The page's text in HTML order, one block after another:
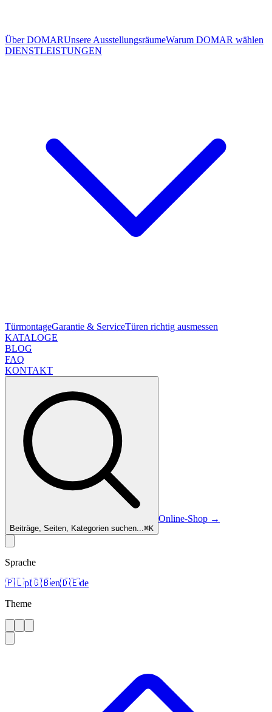
Über DOMARUnsere AusstellungsräumeWarum DOMAR wählen
DIENSTLEISTUNGEN
TürmontageGarantie & ServiceTüren richtig ausmessen
KATALOGE
BLOG
FAQ
KONTAKT
Beiträge, Seiten, Kategorien suchen...⌘K
Online-Shop →
Sprache
🇵🇱pl🇬🇧en🇩🇪de
Theme